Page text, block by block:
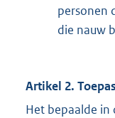
personen
die nauw
Artikel 2.
Het bepaalde in